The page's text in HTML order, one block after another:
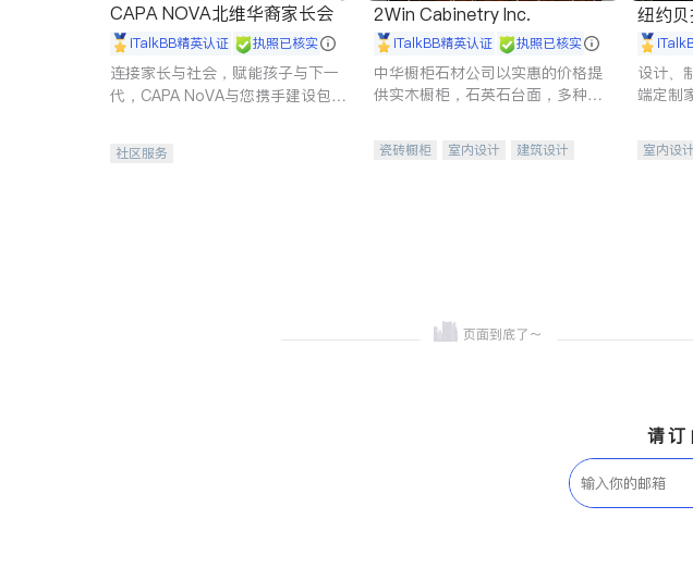
CAPA NOVA北维华裔家长会
iTalkBB精英认证 执照已核实
连接家长与社会，赋能孩子与下一
代，CAPA NoVA与您携手建设包
社区服务
2Win Cabinetry Inc.
iTalkBB精英认证 执照已核实
中华橱柜石材公司以实惠的价格提
供实木橱柜，石英石台面，多种优
机。品质厨房，家的选择。
瓷砖橱柜 室内设计
建筑设计
纽约贝拉奢
E
设计、
端定制
室内设计
请